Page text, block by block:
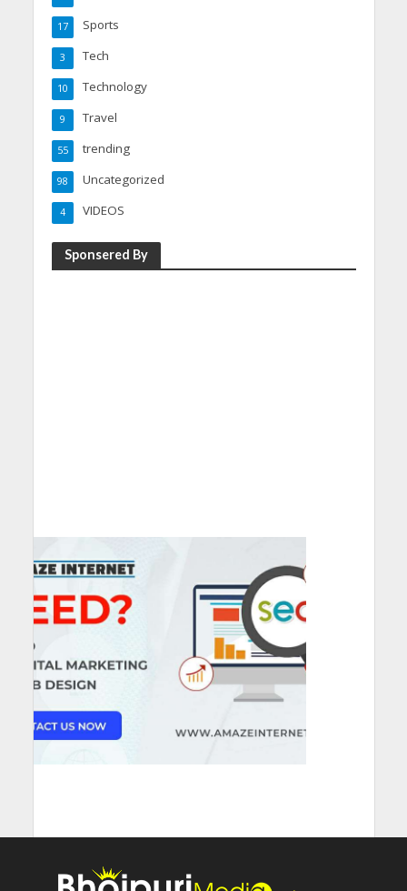
Sports
17
Tech
3
Technology
10
Travel
9
trending
55
Uncategorized
98
VIDEOS
4
Sponsered By